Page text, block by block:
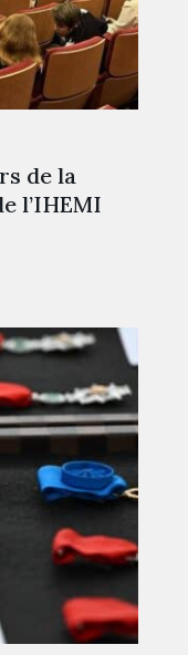
de la
l’IHEMI